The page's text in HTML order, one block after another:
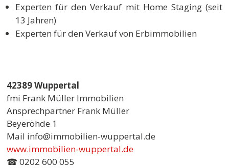
Experten für den Verkauf mit Home Staging (seit
13 Jahren)
Experten für den Verkauf von Erbimmobilien
42389 Wuppertal
fmi Frank Müller Immobilien
Ansprechpartner Frank Müller
Beyeröhde 1
Mail info@immobilien-wuppertal.de
www.immobilien-wuppertal.de
☎ 0202 600 055